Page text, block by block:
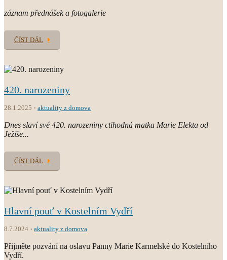
záznam přednášek a fotogalerie
ČÍST DÁL
420. narozeniny
28.1.2025 aktuality z domova
Dnes slaví své 420. narozeniny ctihodná matka Marie Elekta od
Ježíše...
ČÍST DÁL
Hlavní pouť v Kostelním Vydří
8.7.2024 aktuality z domova
Přijměte pozvání na oslavu Panny Marie Karmelské do Kostelního
Vydří.